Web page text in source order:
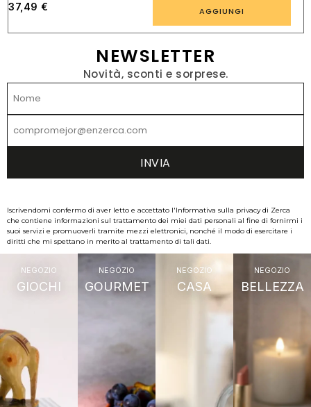
37,49 € AGGIUNGI
NEWSLETTER
Novità, sconti e sorprese.
Iscrivendomi confermo di aver letto e accettato l'Informativa sulla privacy di Zerca
che contiene informazioni sul trattamento dei miei dati personali al fine di fornirmi i
suoi servizi e promuoverli tramite mezzi elettronici, nonché il modo di esercitare i
diritti che mi spettano in merito al trattamento di tali dati.
NEGOZIO
GIOCHI
NEGOZIO
GOURMET
NEGOZIO
CASA
NEGOZIO
BELLEZZA